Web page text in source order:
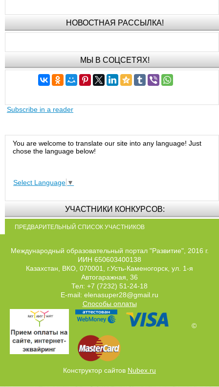
НОВОСТНАЯ РАССЫЛКА!
МЫ В СОЦСЕТЯХ!
Subscribe in a reader
You are welcome to translate our site into any language! Just
chose the language below!
Select Language ▼
УЧАСТНИКИ КОНКУРСОВ:
ПРЕДВАРИТЕЛЬНЫЙ СПИСОК УЧАСТНИКОВ
Международный образовательный портал "Развитие", 2016 г.
ИИН 650603400138
Казахстан, ВКО, 070001, г.Усть-Каменогорск, ул. 1-я
Автогаражная, 36
Тел: +7 (7232) 51-24-18
E-mail: elenasuper28@gmail.ru
Способы оплаты
©
Конструктор сайтов Nubex.ru